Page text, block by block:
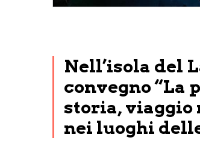
Nell’isola del
convegno “La
storia, viaggio
nei luoghi